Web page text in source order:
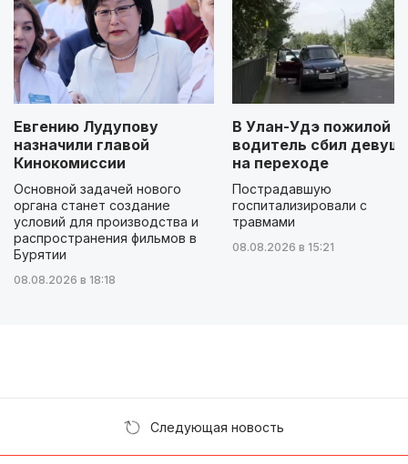
Евгению Лудупову
назначили главой
Кинокомиссии
Основной задачей нового
органа станет создание
условий для производства и
распространения фильмов в
Бурятии
08.08.2026 в 18:18
В Улан-Удэ пожилой
водитель сбил
на переходе
Пострадавшую
госпитализировали с
травмами
08.08.2026 в 15:21
Следующая новость